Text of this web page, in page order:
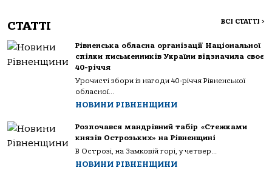
СТАТТІ ВСІ СТАТТІ >
Рівненська обласна організації Національної
спілки письменників України відзначила своє
40-річчя
Урочисті збори із нагоди 40-річчя Рівненської
обласної...
НОВИНИ РІВНЕНЩИНИ
Розпочався мандрівний табір «Стежками
князів Острозьких» на Рівненщині
В Острозі, на Замковій горі, у четвер...
НОВИНИ РІВНЕНЩИНИ